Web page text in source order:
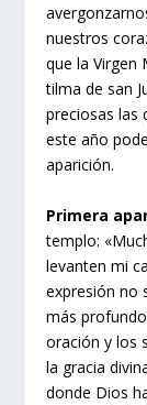
nuestros
que la Virgen
tilma de san
preciosas las
este año
aparición.
Primera
templo:
levanten mi
expresión no
más
oración y los
la gracia
donde Dios